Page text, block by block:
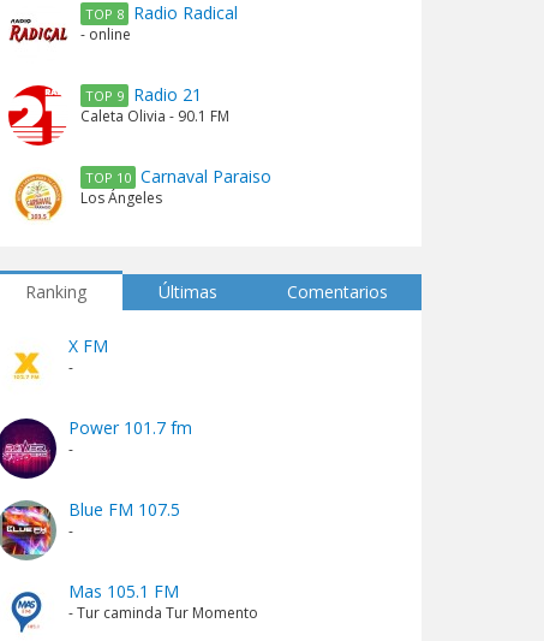
TOP 8 Radio Radical
- online
TOP 9 Radio 21
Caleta Olivia - 90.1 FM
TOP 10 Carnaval Paraiso
Los Ángeles
Ranking Últimas Comentarios
X FM
-
Power 101.7 fm
-
Blue FM 107.5
-
Mas 105.1 FM
- Tur caminda Tur Momento